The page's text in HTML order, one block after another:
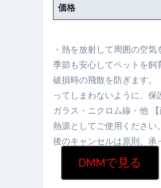
セラピスト
5キロ痩せる
ムームード
FRONTIER
なくす不安
使った分だ
英語が「聞
【海外ツア
価格
・熱を放射して周囲の空
季節も安心してペットを飼
破損時の飛散を防ぎます
ってしまわないように、
ガラス・ニクロム線・他
熱源としてご使用くださ
後のキャンセルは原則、承
DMMで見る